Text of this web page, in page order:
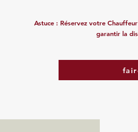
Astuce : Réservez votre
garantir la